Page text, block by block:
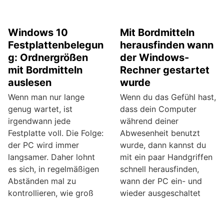
Windows 10
Festplattenbelegun
g: Ordnergrößen
mit Bordmitteln
auslesen
Wenn man nur lange
genug wartet, ist
irgendwann jede
Festplatte voll. Die Folge:
der PC wird immer
langsamer. Daher lohnt
es sich, in regelmäßigen
Abständen mal zu
kontrollieren, wie groß
Mit Bordmitteln
herausfinden wann
der Windows-
Rechner gestartet
wurde
Wenn du das Gefühl hast,
dass dein Computer
während deiner
Abwesenheit benutzt
wurde, dann kannst du
mit ein paar Handgriffen
schnell herausfinden,
wann der PC ein- und
wieder ausgeschaltet